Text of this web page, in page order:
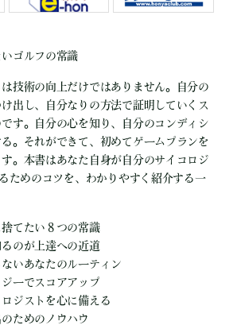
いゴルフの常識
技術の向上だけではありません。自分の
出し、自分なりの方法で証明していくス
す。自分の心を知り、自分のコンディシ
。それができて、初めてゲームプランを
。本書はあなた自身が自分のサイコロジ
ためのコツを、わかりやすく紹介する一
てたい８つの常識
のが上達への近道
いあなたのルーティン
ーでスコアアップ
ジストを心に備える
ためのノウハウ